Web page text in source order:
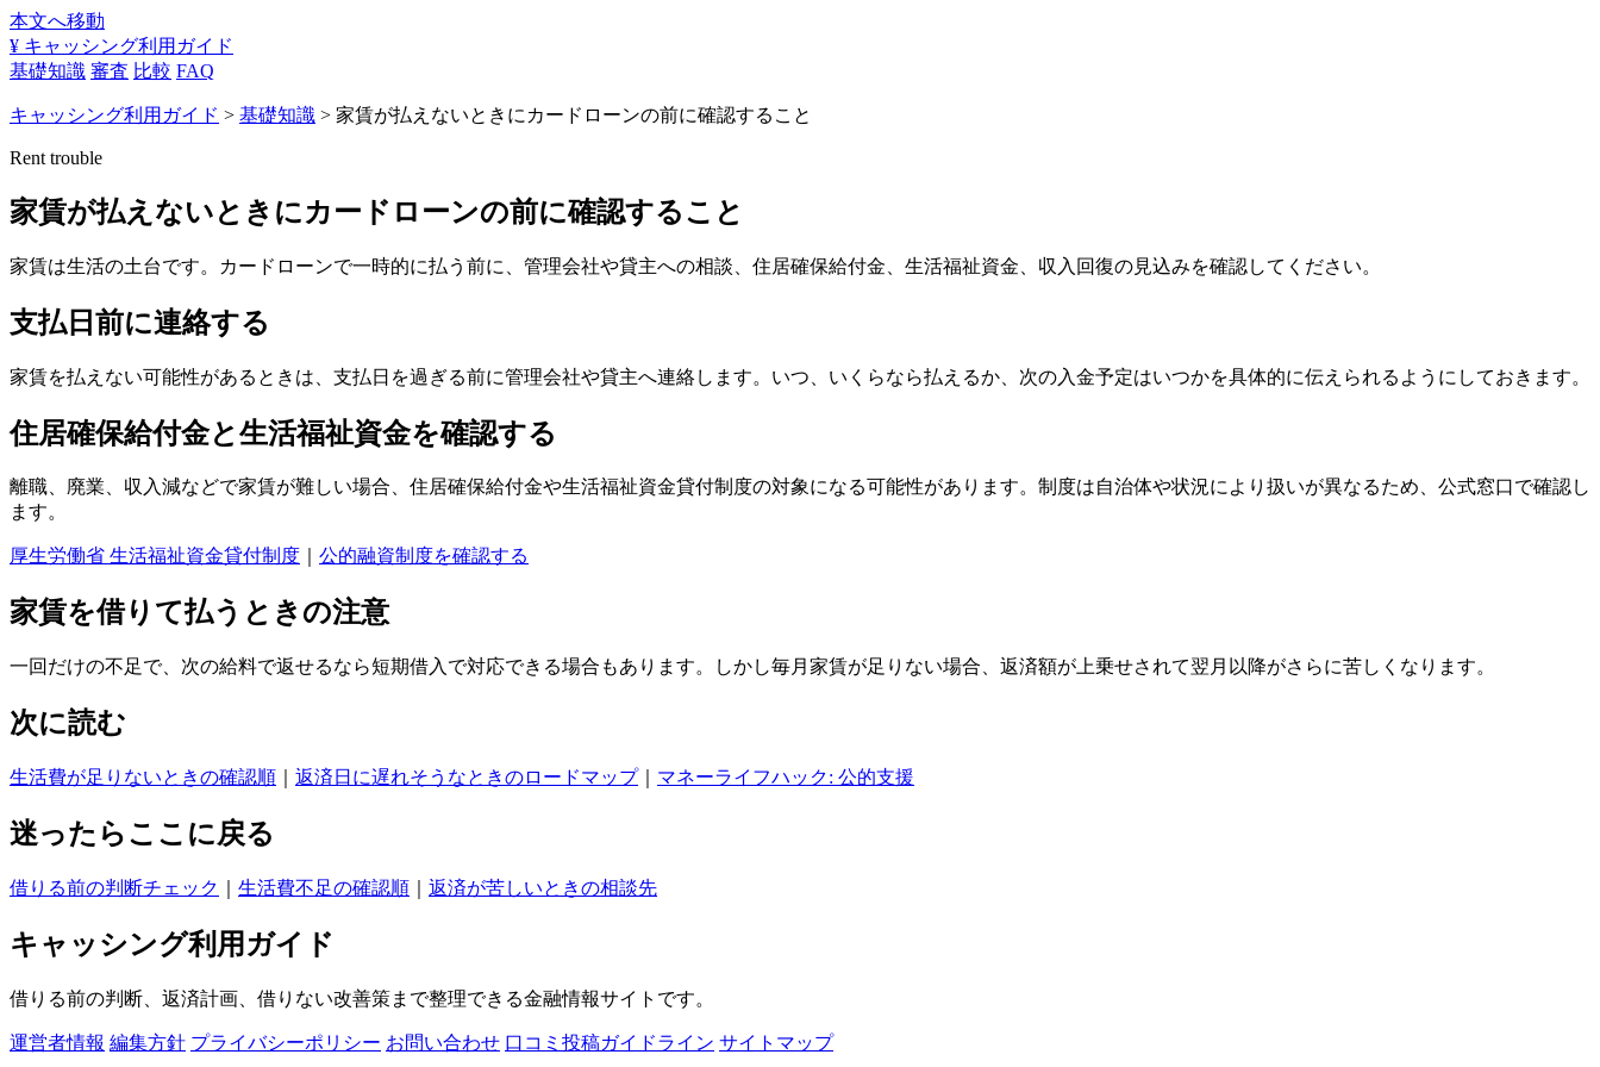
本文へ移動
¥ キャッシング利用ガイド
基礎知識 審査 比較 FAQ
キャッシング利用ガイド > 基礎知識 > 家賃が払えないときにカードローンの前に確認すること
Rent trouble
家賃が払えないときにカードローンの前に確認すること
家賃は生活の土台です。カードローンで一時的に払う前に、管理会社や貸主への相談、住居確保給付金、生活福祉資金、収入回復の見込みを確認してください。
支払日前に連絡する
家賃を払えない可能性があるときは、支払日を過ぎる前に管理会社や貸主へ連絡します。いつ、いくらなら払えるか、次の入金予定はいつかを具体的に伝えられるようにしておきます。
住居確保給付金と生活福祉資金を確認する
離職、廃業、収入減などで家賃が難しい場合、住居確保給付金や生活福祉資金貸付制度の対象になる可能性があります。制度は自治体や状況により扱いが異なるため、公式窓口で確認し
ます。
厚生労働省 生活福祉資金貸付制度 公的融資制度を確認する
家賃を借りて払うときの注意
一回だけの不足で、次の給料で返せるなら短期借入で対応できる場合もあります。しかし毎月家賃が足りない場合、返済額が上乗せされて翌月以降がさらに苦しくなります。
次に読む
生活費が足りないときの確認順 返済日に遅れそうなときのロードマップ｜ マネーライフハック: 公的支援
迷ったらここに戻る
借りる前の判断チェック 生活費不足の確認順 返済が苦しいときの相談先
キャッシング利用ガイド
借りる前の判断、返済計画、借りない改善策まで整理できる金融情報サイトです。
運営者情報 編集方針 プライバシーポリシー お問い合わせ 口コミ投稿ガイドライン サイトマップ